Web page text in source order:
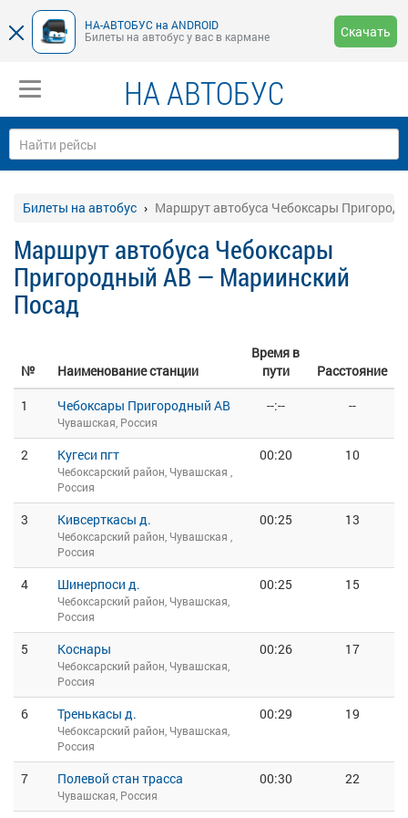
НА-АВТОБУС на ANDROID
Билеты на автобус у вас в кармане
Скачать
НА АВТОБУС
Билеты на автобус Маршрут автобуса Чебоксары
Маршрут автобуса Чебоксары
Пригородный АВ — Мариинский
Посад
№ Наименование станции
Время в
пути
Расстояние
1
Чебоксары Пригородный АВ
Чувашская, Россия
--:-- --
2 Кугеси пгт
Чебоксарский район, Чувашская ,
Россия
00:20 10
3 Кивсерткасы д.
Чебоксарский район, Чувашская ,
Россия
00:25 13
4 Шинерпоси д.
Чебоксарский район, Чувашская,
Россия
00:25 15
5 Коснары
Чебоксарский район, Чувашская,
Россия
00:26 17
6 Тренькасы д.
Чебоксарский район, Чувашская,
Россия
00:29 19
7 Полевой стан трасса
Чувашская, Россия
00:30 22